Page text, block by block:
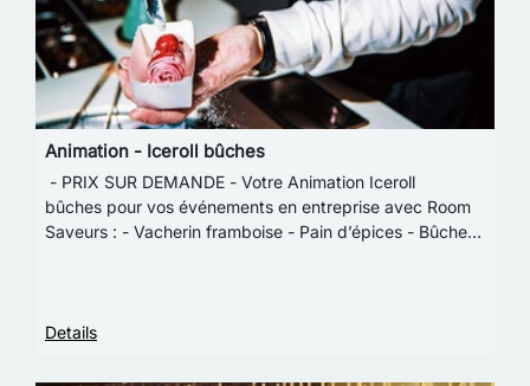
Animation - Iceroll bûches
- PRIX SUR DEMANDE - Votre Animation Iceroll
bûches pour vos événements en entreprise avec Room
Saveurs : - Vacherin framboise - Pain d’épices - Bûche
Details